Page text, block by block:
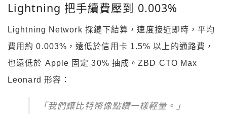
Lightning 把手續費壓到 0.003%
Lightning Network 採鏈下結算，速度接近即時，平均
費用約 0.003%，遠低於信用卡 1.5% 以上的通路費，
也遠低於 Apple 固定 30% 抽成。ZBD CTO Max
Leonard 形容：
「我們讓比特幣像點讚一樣輕量。」